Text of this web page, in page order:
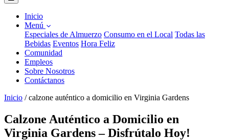
Inicio
Menú
Especiales de Almuerzo Consumo en el Local Todas las
Bebidas Eventos Hora Feliz
Comunidad
Empleos
Sobre Nosotros
Contáctanos
Inicio / calzone auténtico a domicilio en Virginia Gardens
Calzone Auténtico a Domicilio en
Virginia Gardens – Disfrútalo Hoy!